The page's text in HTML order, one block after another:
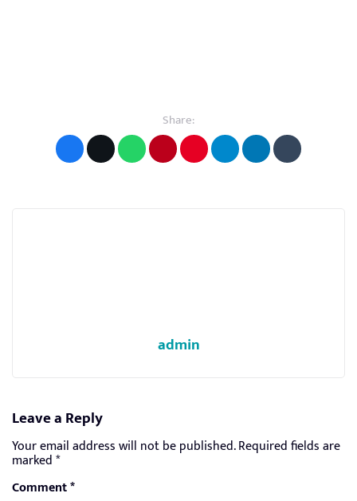
Share:
admin
Leave a Reply
Your email address will not be published.Required fields are
marked*
Comment*